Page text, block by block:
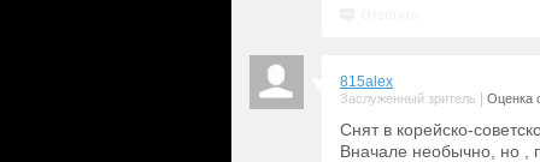
815alex
Заслуженный зритель Оценка
Снят в корейско-
Вначале необычно, но ,